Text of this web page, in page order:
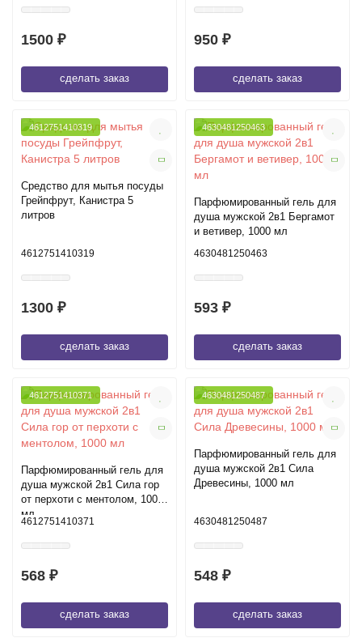
1500 ₽
сделать заказ
950 ₽
сделать заказ
4612751410319
Средство для мытья посуды
Грейпфрут, Канистра 5
литров
4612751410319
1300 ₽
сделать заказ
4630481250463
Парфюмированный гель для
душа мужской 2в1 Бергамот
и ветивер, 1000 мл
4630481250463
593 ₽
сделать заказ
4612751410371
Парфюмированный гель для
душа мужской 2в1 Сила гор
от перхоти с ментолом, 1000
мл
4612751410371
568 ₽
сделать заказ
4630481250487
Парфюмированный гель для
душа мужской 2в1 Сила
Древесины, 1000 мл
4630481250487
548 ₽
сделать заказ